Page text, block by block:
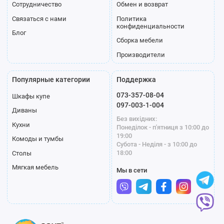
П-07
Сотрудничество
Связаться с нами
Блог
Обмен и возврат
Политика
конфиденциальности
Сборка мебели
Производители
Популярные категории
Шкафы купе
Диваны
Кухни
Комоды и тумбы
Столы
Мягкая мебель
Поддержка
073-357-08-04
097-003-1-004
Без вихідних:
Понеділок - п'ятниця з 10:00 до
19:00
Субота - Неділя - з 10:00 до
18:00
Мы в сети